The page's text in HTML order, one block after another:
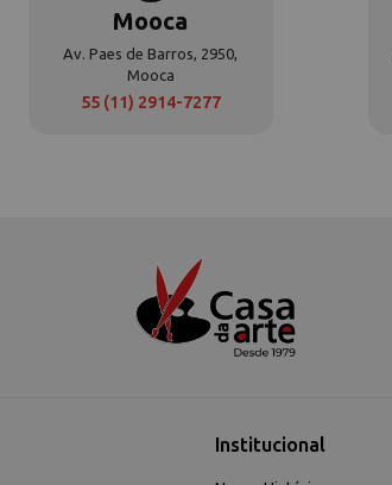
Mooca
Av. Paes de Barros, 2950,
Mooca
55 (11) 2914-7277
Institucional